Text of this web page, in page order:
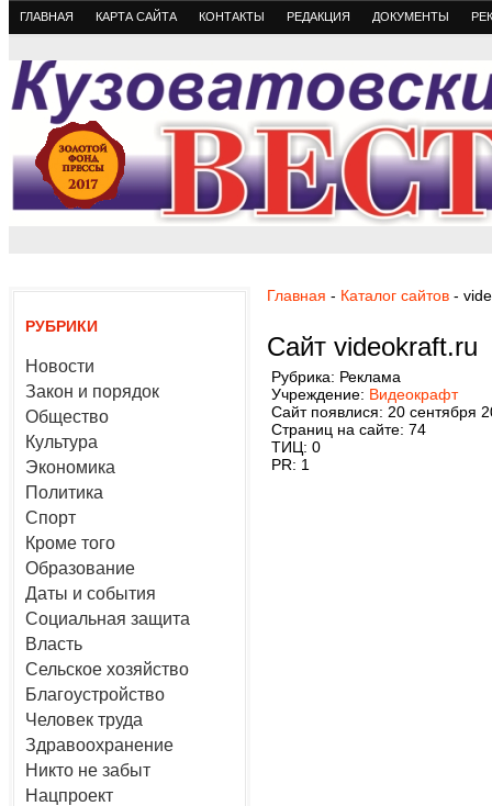
ГЛАВНАЯ КАРТА САЙТА КОНТАКТЫ РЕДАКЦИЯ ДОКУМЕНТЫ
РУБРИКИ
Новости
Закон и порядок
Общество
Культура
Экономика
Политика
Спорт
Кроме того
Образование
Даты и события
Социальная защита
Власть
Сельское хозяйство
Благоустройство
Человек труда
Здравоохранение
Никто не забыт
Нацпроект
Главная - Каталог сайтов -
Сайт videokraft.ru
Рубрика: Реклама
Учреждение: Видеокрафт
Сайт появлися: 20 сентября
Страниц на сайте: 74
ТИЦ: 0
PR: 1